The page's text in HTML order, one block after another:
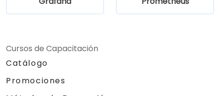
Cursos de Capacitación
Catálogo
Promociones